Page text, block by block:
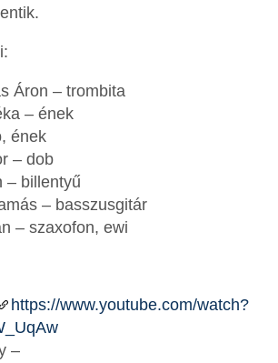
Áron – trombita
– ének
ének
– dob
– billentyű
– basszusgitár
– szaxofon, ewi
https://www.youtube.com/watch?
–